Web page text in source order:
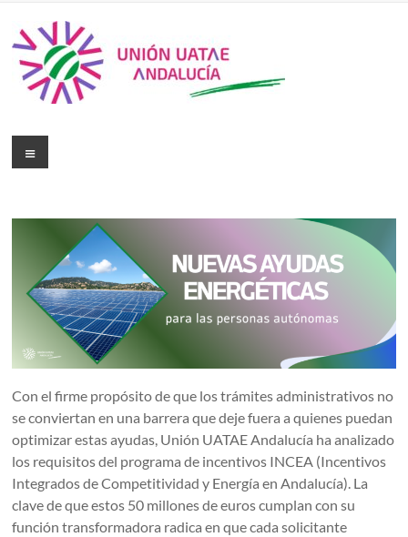
Con el firme propósito de que los trámites administrativos no
se conviertan en una barrera que deje fuera a quienes puedan
optimizar estas ayudas, Unión UATAE Andalucía ha analizado
los requisitos del programa de incentivos INCEA (Incentivos
Integrados de Competitividad y Energía en Andalucía). La
clave de que estos 50 millones de euros cumplan con su
función transformadora radica en que cada solicitante